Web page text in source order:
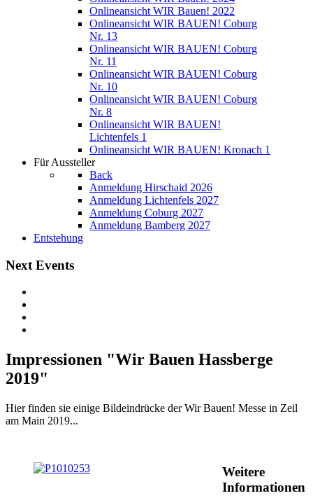
Onlineansicht WIR Bauen! 2022
Onlineansicht WIR BAUEN! Coburg
Nr. 13
Onlineansicht WIR BAUEN! Coburg
Nr. 11
Onlineansicht WIR BAUEN! Coburg
Nr. 10
Onlineansicht WIR BAUEN! Coburg
Nr. 8
Onlineansicht WIR BAUEN!
Lichtenfels 1
Onlineansicht WIR BAUEN! Kronach 1
Für Aussteller
Back
Anmeldung Hirschaid 2026
Anmeldung Lichtenfels 2027
Anmeldung Coburg 2027
Anmeldung Bamberg 2027
Entstehung
Next Events
Impressionen "Wir Bauen Hassberge
2019"
Hier finden sie einige Bildeindrücke der Wir Bauen! Messe in Zeil
am Main 2019...
Weitere
Informationen